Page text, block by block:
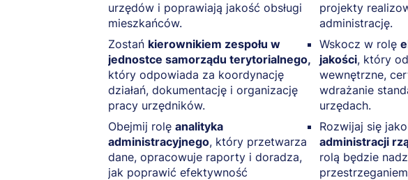
urzędów i poprawiają jakość obsługi
mieszkańców.
Zostań kierownikiem zespołu w
jednostce samorządu terytorialnego,
który odpowiada za koordynację
działań, dokumentację i organizację
pracy urzędników.
Obejmij rolę analityka
administracyjnego, który przetwarza
dane, opracowuje raporty i doradza,
jak poprawić efektywność
projekty
administrację.
Wskocz w rolę
jakości, który
wewnętrzne,
wdrażanie
urzędach.
Rozwijaj się jako
administracji
rolą będzie